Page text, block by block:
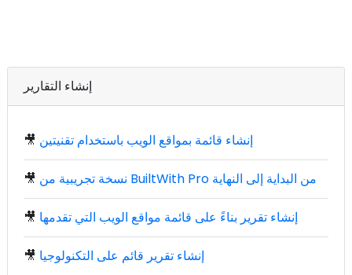
إنشاء التقارير
🎥 إنشاء قائمة بمواقع الويب باستخدام تقنيتين
🎥 نسخة تجريبية من BuiltWith Pro من البداية إلى النهاية
🎥 إنشاء تقرير بناءً على قائمة مواقع الويب التي تقدمها
🎥 إنشاء تقرير قائم على التكنولوجيا